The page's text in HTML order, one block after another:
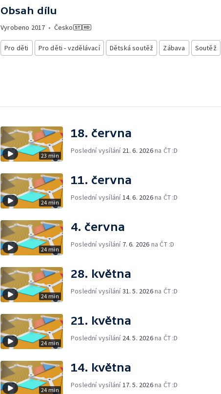
Obsah dílu
Vyrobeno 2017 • Česko
Pro děti Pro děti - vzdělávací Dětská soutěž Zábava Soutěž
23 min
18. června
Poslední vysílání 21. 6. 2026na ČT :D
24 min
11. června
Poslední vysílání 14. 6. 2026na ČT :D
24 min
4. června
Poslední vysílání 7. 6. 2026 na ČT :D
24 min
28. května
Poslední vysílání31. 5. 2026na ČT :D
24 min
21. května
Poslední vysílání 24. 5. 2026na ČT :D
24 min
14. května
Poslední vysílání 17. 5. 2026na ČT :D